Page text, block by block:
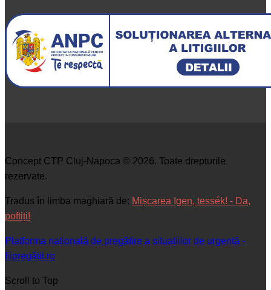
Concept CTP Cluj-Napoca © 2026. Toate drepturile
rezervate.
Tradus în limba maghiară de: Mișcarea Igen, tessék! - Da,
poftiți!
Platforma națională de pregătire a situațiilor de urgență -
fiipregătit.ro
Scroll to Top